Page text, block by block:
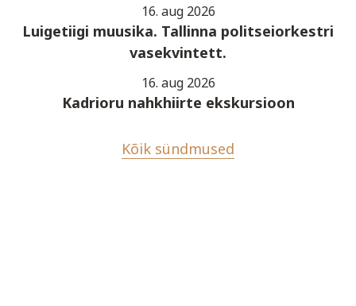
16. aug 2026
Luigetiigi muusika. Tallinna politseiorkestri
vasekvintett.
16. aug 2026
Kadrioru nahkhiirte ekskursioon
Kõik sündmused